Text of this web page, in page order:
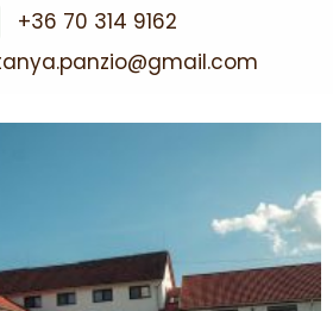
+36 70 314 9162